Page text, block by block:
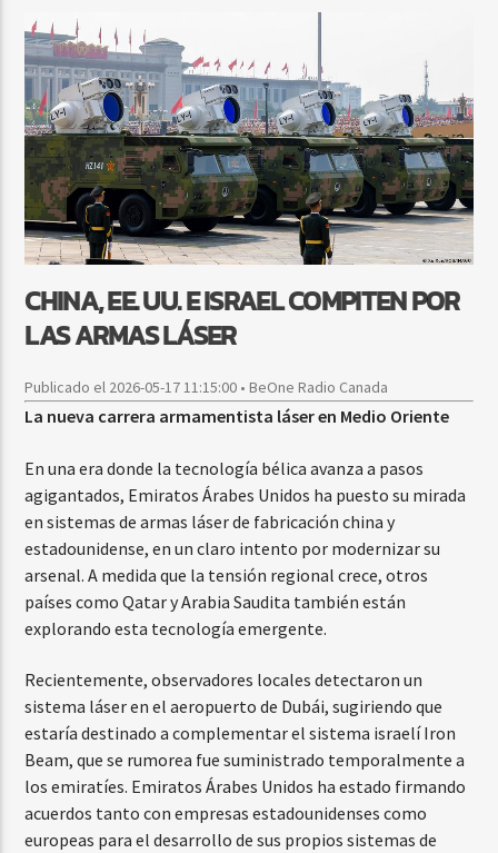
CURRENT SHOW
BALADAS Y VALLENATO
2:00 PM 5:00 PM
Beone Radio
CHINA, EE. UU. E ISRAEL COMPITEN POR
LAS ARMAS LÁSER
Publicado el 2026-05-17 11:15:00 • BeOne Radio Canada
La nueva carrera armamentista láser en Medio Oriente
En una era donde la tecnología bélica avanza a pasos
agigantados, Emiratos Árabes Unidos ha puesto su mirada
en sistemas de armas láser de fabricación china y
estadounidense, en un claro intento por modernizar su
arsenal. A medida que la tensión regional crece, otros
países como Qatar y Arabia Saudita también están
explorando esta tecnología emergente.
Recientemente, observadores locales detectaron un
sistema láser en el aeropuerto de Dubái, sugiriendo que
estaría destinado a complementar el sistema israelí Iron
Beam, que se rumorea fue suministrado temporalmente a
los emiratíes. Emiratos Árabes Unidos ha estado firmando
acuerdos tanto con empresas estadounidenses como
europeas para el desarrollo de sus propios sistemas de